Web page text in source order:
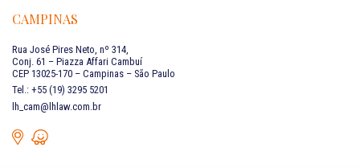
CAMPINAS
Rua José Pires Neto, nº 314,
Conj. 61 – Piazza Affari Cambuí
CEP 13025-170 – Campinas – São Paulo
Tel.: +55 (19) 3295 5201
lh_cam@lhlaw.com.br